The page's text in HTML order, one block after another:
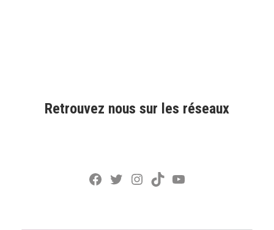
Retrouvez nous sur les réseaux
Facebook
Twitter
Instagram
TikTokYouTube